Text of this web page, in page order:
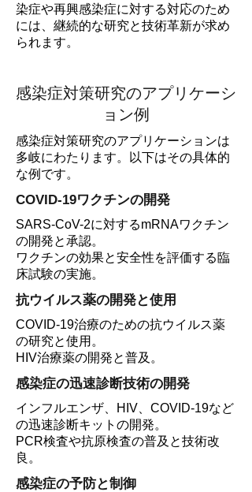
染症や再興感染症に対する対応のため
には、継続的な研究と技術革新が求め
られます。
感染症対策研究のアプリケーシ
ョン例
感染症対策研究のアプリケーションは
多岐にわたります。以下はその具体的
な例です。
COVID-19ワクチンの開発
SARS-CoV-2に対するmRNAワクチン
の開発と承認。
ワクチンの効果と安全性を評価する臨
床試験の実施。
抗ウイルス薬の開発と使用
COVID-19治療のための抗ウイルス薬
の研究と使用。
HIV治療薬の開発と普及。
感染症の迅速診断技術の開発
インフルエンザ、HIV、COVID-19など
の迅速診断キットの開発。
PCR検査や抗原検査の普及と技術改
良。
感染症の予防と制御